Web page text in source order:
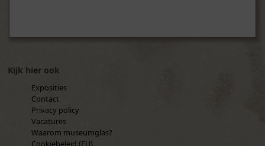
Kijk hier ook
Exposities
Contact
Privacy policy
Vacatures
Waarom museumglas?
Cookiebeleid (EU)